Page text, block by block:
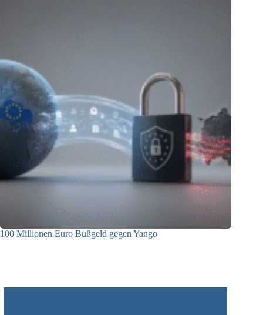
100 Millionen Euro Bußgeld gegen Yango